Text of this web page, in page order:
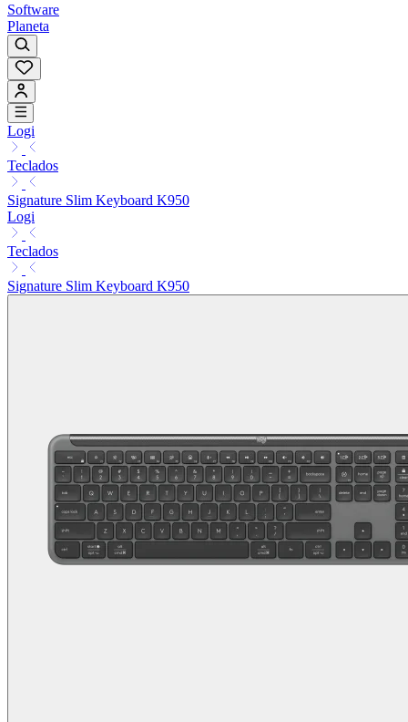
Software
Planeta
Logi
Teclados
Signature Slim Keyboard K950
Logi
Teclados
Signature Slim Keyboard K950